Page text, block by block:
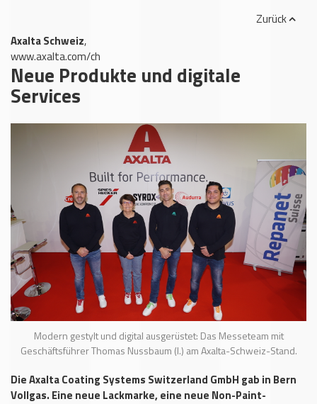
Axalta Schweiz,
www.axalta.com/ch
Zurück
Neue Produkte und digitale
Services
Modern gestylt und digital ausgerüstet: Das Messeteam mit
Geschäftsführer Thomas Nussbaum (l.) am Axalta-Schweiz-Stand.
Die Axalta Coating Systems Switzerland GmbH gab in Bern
Vollgas. Eine neue Lackmarke, eine neue Non-Paint-